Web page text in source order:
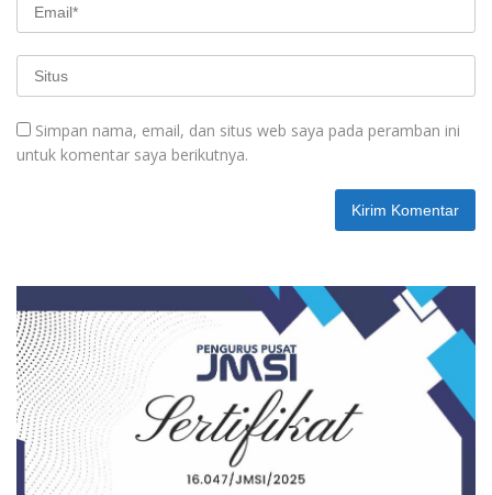
Simpan nama, email, dan situs web saya pada peramban ini
untuk komentar saya berikutnya.